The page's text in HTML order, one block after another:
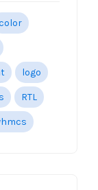
logo
RTL